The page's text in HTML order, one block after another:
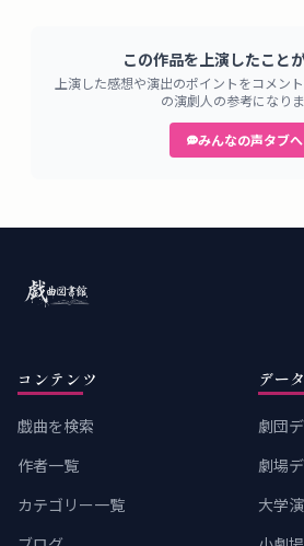
この作品を上演したこと
上演した感想や演出のポイントをコメン
の演劇人の参考になりま
みんなの声タブへ
コンテンツ
戯曲を検索
作者一覧
カテゴリー一覧
デー
劇団
劇場
大学